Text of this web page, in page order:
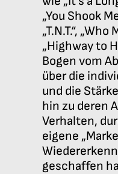
„You Shook
„T.N.T.“,
„Highway to
Bogen vom
über die
und die
hin zu deren
Verhalten,
eigene
geschaffen